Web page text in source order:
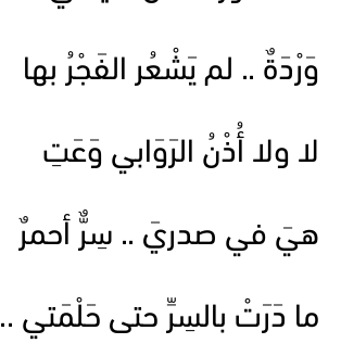
وَرْدَةٌ .. لم يَشْعُر الفَجْرُ بها
لا ولا أُذْنُ الرَوَابي وَعَتِ
هيَ في صدريَ .. سِرٌّ أحمرٌ
ما دَرَتْ بالسِرِّ حتى حَلْمَتي ..